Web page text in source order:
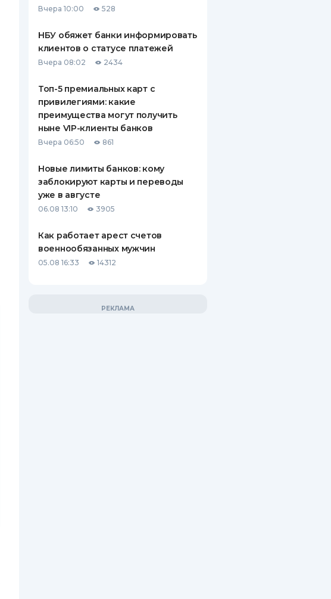
СТРАХОВАНИЮ
ВСЕ СТРАХОВЫЕ ПОЛИСЫ
ОТЗЫВЫ О СТРАХОВЫХ
КОМПАНИЯХ
Вчера 10:00 528
НБУ обяжет банки информировать
клиентов о статусе платежей
Вчера 08:02 2434
Топ-5 премиальных карт с
привилегиями: какие
преимущества могут получить
ныне VIP-клиенты банков
Вчера 06:50 861
Новые лимиты банков: кому
заблокируют карты и переводы
уже в августе
06.08 13:10 3905
Как работает арест счетов
военнообязанных мужчин
05.08 16:33 14312